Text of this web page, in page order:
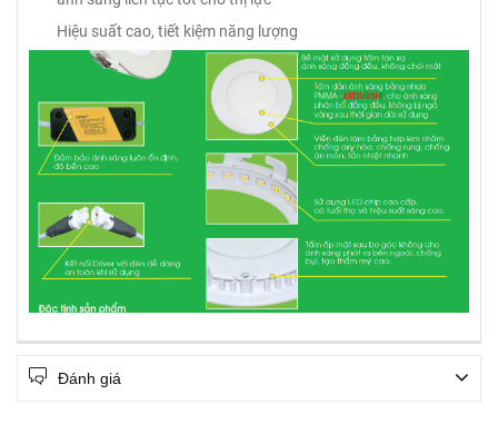
Hiệu suất cao, tiết kiệm năng lượng
Đánh giá